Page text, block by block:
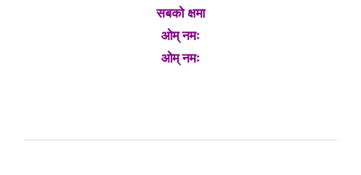
सबको क्षमा
ओम् नमः
ओम् नमः